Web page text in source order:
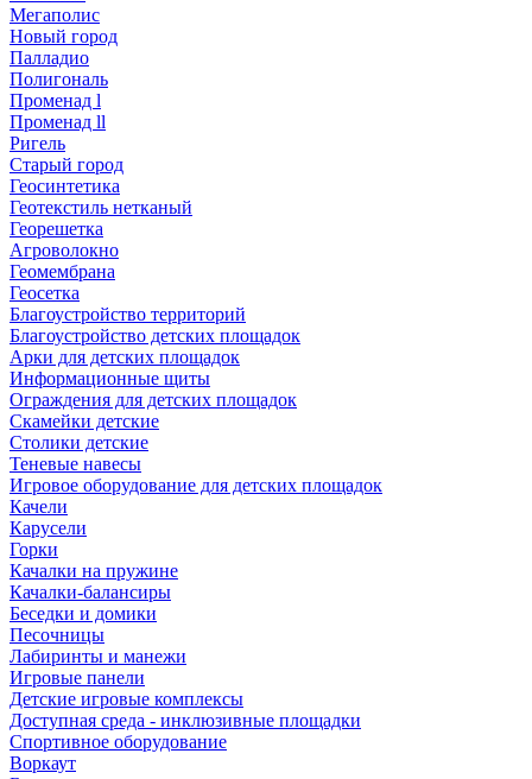
Мегаполис
Новый город
Палладио
Полигональ
Променад l
Променад ll
Ригель
Старый город
Геосинтетика
Геотекстиль нетканый
Георешетка
Агроволокно
Геомембрана
Геосетка
Благоустройство территорий
Благоустройство детских площадок
Арки для детских площадок
Информационные щиты
Ограждения для детских площадок
Скамейки детские
Столики детские
Теневые навесы
Игровое оборудование для детских площадок
Качели
Карусели
Горки
Качалки на пружине
Качалки-балансиры
Беседки и домики
Песочницы
Лабиринты и манежи
Игровые панели
Детские игровые комплексы
Доступная среда - инклюзивные площадки
Спортивное оборудование
Воркаут